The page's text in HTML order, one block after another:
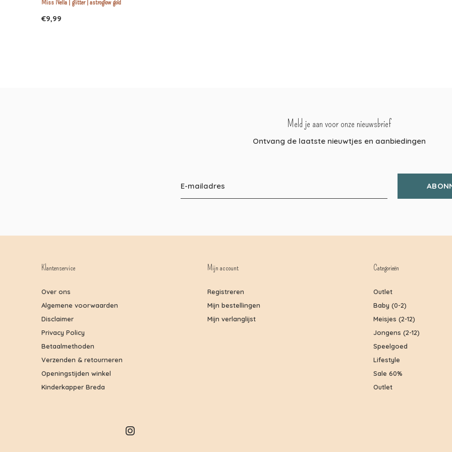
Miss Nella | glitter | astroglow gold
€9,99
Meld je aan voor onze nieuwsbrief
Ontvang de laatste nieuwtjes en aanbiedingen
Klantenservice
Over ons
Algemene voorwaarden
Disclaimer
Privacy Policy
Betaalmethoden
Verzenden & retourneren
Openingstijden winkel
Kinderkapper Breda
Mijn account
Registreren
Mijn bestellingen
Mijn verlanglijst
Categorieën
Outlet
Baby (0-2)
Meisjes (2-12)
Jongens (2-12)
Speelgoed
Lifestyle
Sale 60%
Outlet